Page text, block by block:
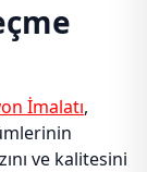
İmalatı,
ve kalitesini